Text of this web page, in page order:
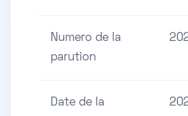
Numero de la
parution
Date de la